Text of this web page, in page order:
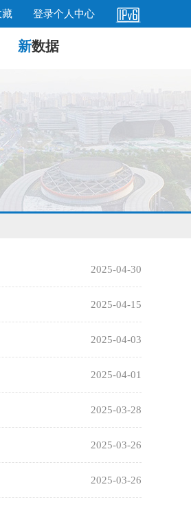
藏 登录个人中心
新数据
2025-04-30
2025-04-15
2025-04-03
2025-04-01
2025-03-28
2025-03-26
2025-03-26